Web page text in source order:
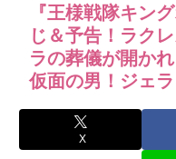
『王様戦隊キン
じ＆予告！ラク
ラの葬儀が開か
仮面の男！ジェ
X